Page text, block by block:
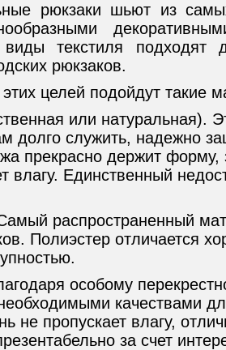
рюкзаки шьют из
текстиля подходят
рюкзаков.
целей подойдут такие
или натуральная).
долго служить, надежно
прекрасно держит форму,
влагу. Единственный
распространенный
Полиэстер отличается
особому
качествами
не пропускает влагу,
за счет